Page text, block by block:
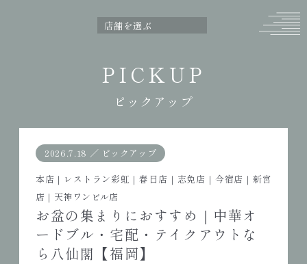
PICKUP
ピックアップ
2026.7.18 ／ ピックアップ
本店 ｜ レストラン彩虹 ｜春日店 ｜ 志免店 ｜ 今宿店 ｜ 新宮
店 ｜ 天神ワンビル店
お盆の集まりにおすすめ｜中華オ
ードブル・宅配・テイクアウトな
ら八仙閣【福岡】